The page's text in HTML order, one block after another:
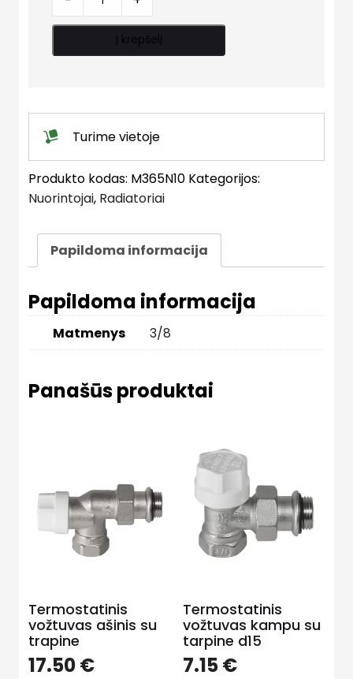
nuorintojo
(nikeliuotas)
Į krepšelį
Turime vietoje
Produkto kodas: M365N10 Kategorijos:
Nuorintojai, Radiatoriai
Papildoma informacija
Papildoma informacija
Matmenys 3/8
Panašūs produktai
Termostatinis
vožtuvas ašinis su
trapine
17.50€
Termostatinis
vožtuvas kampu su
tarpine d15
7.15€